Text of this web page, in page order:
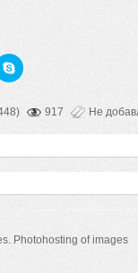
917 Не
Photohosting of images